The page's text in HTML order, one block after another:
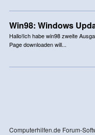
Win98: Windows
Hallo!Ich habe win98 zweite
Page downloaden will...
Computerhilfen.de Forum-